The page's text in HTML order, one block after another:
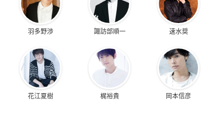
羽多野渉 諏訪部順一 速水奨
花江夏樹 梶裕貴 岡本信彦